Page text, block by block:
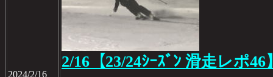
2024/2/16
2/16【23/24ｼｰｽﾞﾝ 滑走レポ46